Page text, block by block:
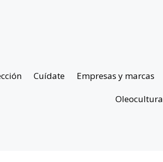
Cuídate Empresas y marcas
Oleocultura